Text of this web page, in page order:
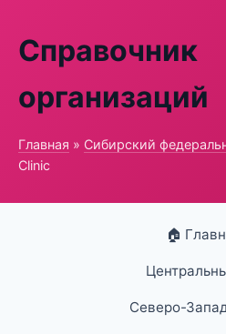
Справочник
организаций
Главная » Сибирский
Clinic
🏠
Северо-